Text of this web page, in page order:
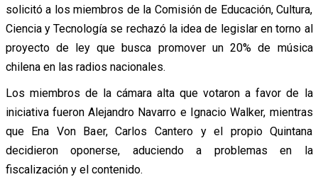
solicitó a los miembros de la Comisión de Educación, Cultura,
Ciencia y Tecnología se rechazó la idea de legislar en torno al
proyecto de ley que busca promover un 20% de música
chilena en las radios nacionales.
Los miembros de la cámara alta que votaron a favor de la
iniciativa fueron Alejandro Navarro e Ignacio Walker, mientras
que Ena Von Baer, Carlos Cantero y el propio Quintana
decidieron oponerse, aduciendo a problemas en la
fiscalización y el contenido.